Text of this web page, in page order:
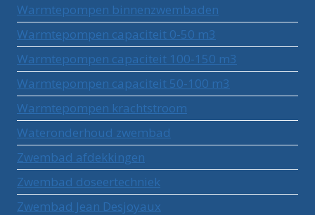
Warmtepompen binnenzwembaden
Warmtepompen capaciteit 0-50 m3
Warmtepompen capaciteit 100-150 m3
Warmtepompen capaciteit 50-100 m3
Warmtepompen krachtstroom
Wateronderhoud zwembad
Zwembad afdekkingen
Zwembad doseertechniek
Zwembad Jean Desjoyaux